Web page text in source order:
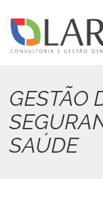
para
conteúdo
GESTÃO
SAÚDE